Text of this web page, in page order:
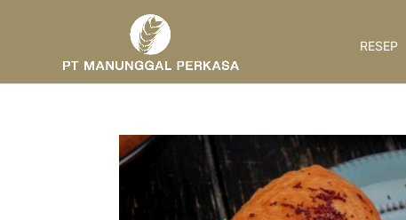
RESEP